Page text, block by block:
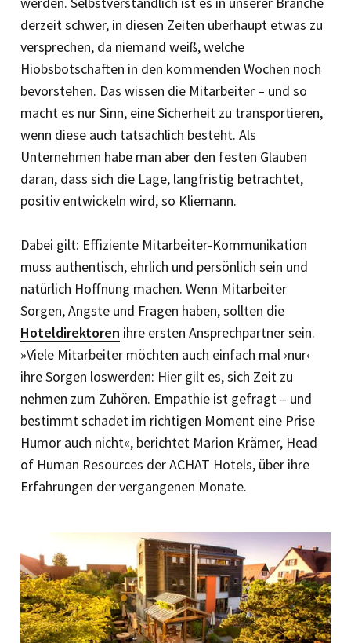
derzeit schwer, in diesen Zeiten überhaupt etwas zu
versprechen, da niemand weiß, welche
Hiobsbotschaften in den kommenden Wochen noch
bevorstehen. Das wissen die Mitarbeiter – und so
macht es nur Sinn, eine Sicherheit zu transportieren,
wenn diese auch tatsächlich besteht. Als
Unternehmen habe man aber den festen Glauben
daran, dass sich die Lage, langfristig betrachtet,
positiv entwickeln wird, so Kliemann.
Dabei gilt: Effiziente Mitarbeiter-Kommunikation
muss authentisch, ehrlich und persönlich sein und
natürlich Hoffnung machen. Wenn Mitarbeiter
Sorgen, Ängste und Fragen haben, sollten die
Hoteldirektoren ihre ersten Ansprechpartner sein.
»Viele Mitarbeiter möchten auch einfach mal ›nur‹
ihre Sorgen loswerden: Hier gilt es, sich Zeit zu
nehmen zum Zuhören. Empathie ist gefragt – und
bestimmt schadet im richtigen Moment eine Prise
Humor auch nicht«, berichtet Marion Krämer, Head
of Human Resources der ACHAT Hotels, über ihre
Erfahrungen der vergangenen Monate.